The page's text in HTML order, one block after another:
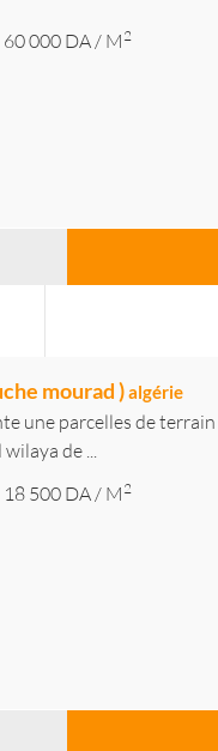
60 000 DA/ M 2
mourad )algérie
une parcelles de
de ...
18 500 DA/ M 2